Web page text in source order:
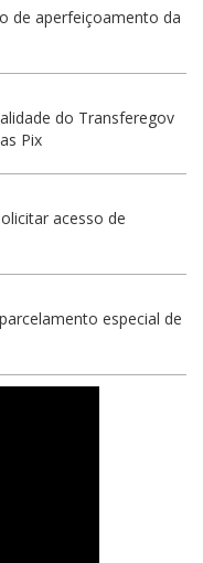
de aperfeiçoamento da
do Transferegov
Pix
acesso de
especial de